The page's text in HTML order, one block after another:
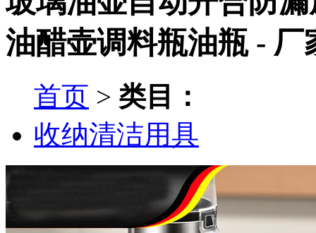
油醋壶调料瓶油瓶 - 厂
首页 > 类目：
收纳清洁用具